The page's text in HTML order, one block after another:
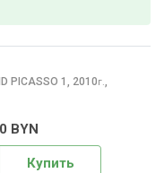
PICASSO 1, 2010г.,
BYN
Купить